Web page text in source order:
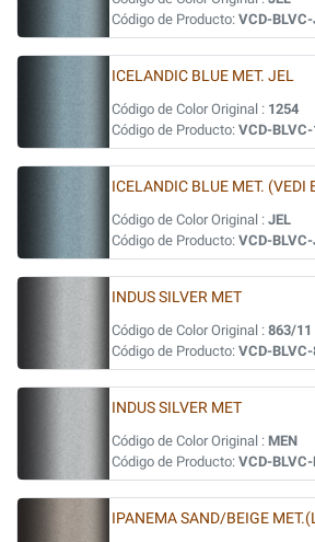
Código de Producto: VCD-BLVC-
ICELANDIC BLUE MET. JEL
Código de Color Original : 1254
Código de Producto: VCD-
ICELANDIC BLUE MET. (VEDI
Código de Color Original : JEL
Código de Producto: VCD-BLVC-
INDUS SILVER MET
Código de Color Original : 863/11
Código de Producto: VCD-
INDUS SILVER MET
Código de Color Original : MEN
Código de Producto: VCD-BLVC-
IPANEMA SAND/BEIGE